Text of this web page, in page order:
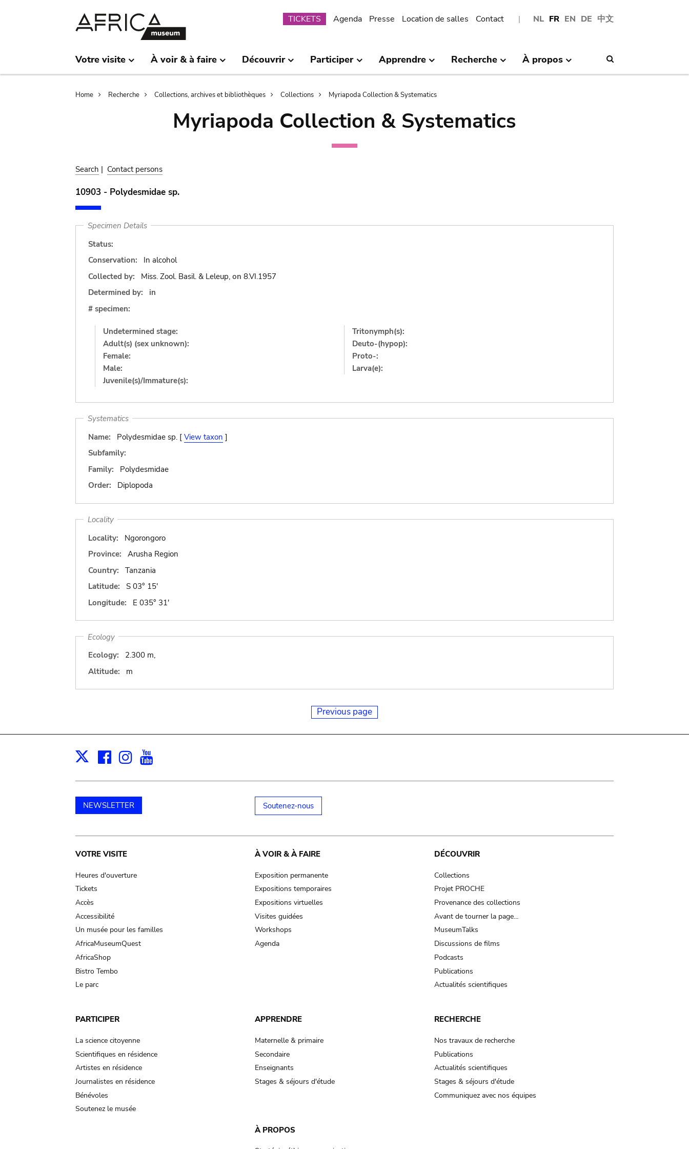
NL FR EN DE 中文
Submenu
TICKETS Agenda Presse Location de salles Contact
Votre visite À voir & à faire Découvrir Participer Apprendre Recherche À propos
Breadcrumb
Home Recherche Collections, archives et bibliothèques Collections Myriapoda Collection & Systematics
Myriapoda Collection & Systematics
Search | Contact persons
10903 - Polydesmidae sp.
Specimen Details
Status:
Conservation:
In alcohol
Collected by:
Miss. Zool. Basil. & Leleup, on 8.VI.1957
Determined by:
in
# specimen:
Undetermined stage:
Adult(s) (sex unknown):
Female:
Male:
Juvenile(s)/Immature(s):
Tritonymph(s):
Deuto-(hypop):
Proto-:
Larva(e):
Systematics
Name:
Polydesmidae sp. [ View taxon ]
Subfamily:
Family:
Polydesmidae
Order:
Diplopoda
Locality
Locality:
Ngorongoro
Province:
Arusha Region
Country:
Tanzania
Latitude:
S 03° 15'
Longitude:
E 035° 31'
Ecology
Ecology:
2.300 m,
Altitude:
m
Previous page
X Facebook
Instagram
NEWSLETTER Soutenez-nous
Main
navigation
VOTRE VISITE
Heures d'ouverture
Tickets
Accès
Accessibilité
Un musée pour les familles
AfricaMuseumQuest
AfricaShop
Bistro Tembo
Le parc
À VOIR & À FAIRE
Exposition permanente
Expositions temporaires
Expositions virtuelles
Visites guidées
Workshops
Agenda
DÉCOUVRIR
Collections
Projet PROCHE
Provenance des collections
Avant de tourner la page…
MuseumTalks
Discussions de films
Podcasts
Publications
Actualités scientifiques
PARTICIPER
La science citoyenne
Scientifiques en résidence
Artistes en résidence
Journalistes en résidence
Bénévoles
Soutenez le musée
APPRENDRE
Maternelle & primaire
Secondaire
Enseignants
Stages & séjours d'étude
RECHERCHE
Nos travaux de recherche
Publications
Actualités scientifiques
Stages & séjours d'étude
Communiquez avec nos équipes
À PROPOS